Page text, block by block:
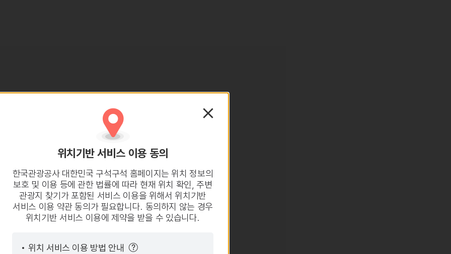
위치기반 서비스 이용 동의
한국관광공사 대한민국 구석구석 홈페이지는 위치 정보의
보호 및 이용 등에 관한 법률에 따라 현재 위치 확인, 주변
관광지 찾기가 포함된 서비스 이용을 위해서 위치기반
서비스 이용 약관 동의가 필요합니다. 동의하지 않는 경우
위치기반 서비스 이용에 제약을 받을 수 있습니다.
위치 서비스 이용 방법 안내